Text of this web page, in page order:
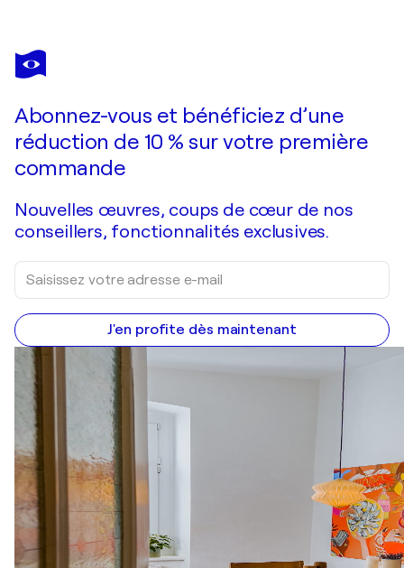
Abonnez-vous et bénéficiez d’une
réduction de 10 % sur votre première
commande
Nouvelles œuvres, coups de cœur de nos
conseillers, fonctionnalités exclusives.
J'en profite dès maintenant